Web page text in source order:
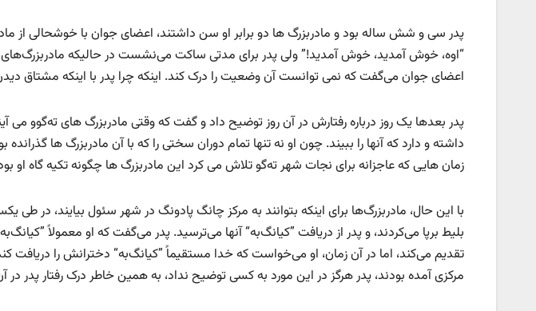
پدر سی و شش ساله بود و مادربزرگ ها دو برابر او سن داشتند، اعضای جوان با خوشحالی از
“اوه، خوش آمدید، خوش آمدید!” ولی پدر برای مدتی ساکت می‌نشست در حالیکه مادربزرگ‌های
اعضای جوان می‌گفت که نمی توانست آن وضعیت را درک کند. اینکه چرا پدر با اینکه مشتاق دیدن
پدر بعدها یک روز درباره رفتارش در آن روز توضیح داد و گفت که وقتی مادربزرگ های ته‌گوو می
داشته و دارد که آنها را ببیند. چون او نه تنها تمام دوران سختی را که با آن مادربزرگ ها
زمان هایی که عاجزانه برای نجات شهر ته‌گو تلاش می کرد این مادربزرگ ها چگونه تکیه گاه او
با این حال، مادربزرگ‌ها برای اینکه بتوانند به مرکز چانگ پادونگ در شهر سئول بیایند، در
بلیط برپا می‌کردند، و پدر از دریافت ”کیانگ‌به“ آنها می‌ترسید. پدر می‌گفت که او معمولاً
تقدیم می‌کند، اما در آن زمان، او می‌خواست که خدا مستقیماً ”کیانگ‌به“ دخترانش را دریافت
مرکزی آمده بودند، پدر هرگز در این مورد به کسی توضیح نداد، به همین خاطر درک رفتار پدر